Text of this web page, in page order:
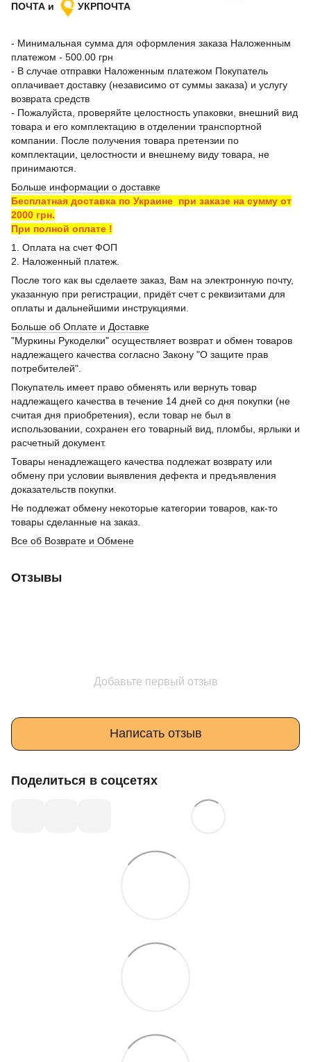
ПОЧТА и
УКРПОЧТА
- Минимальная сумма для оформления заказа Наложенным
платежом - 500.00 грн
- В случае отправки Наложенным платежом Покупатель
оплачивает доставку (независимо от суммы заказа) и услугу
возврата средств
- Пожалуйста, проверяйте целостность упаковки, внешний вид
товара и его комплектацию в отделении транспортной
компании. После получения товара претензии по
комплектации, целостности и внешнему виду товара, не
принимаются.
Больше информации о доставке
Бесплатная доставка по Украине при заказе на сумму от
2000 грн.
При полной оплате !
1. Оплата на счет ФОП
2. Наложенный платеж.
После того как вы сделаете заказ, Вам на электронную почту,
указанную при регистрации, придёт счет с реквизитами для
оплаты и дальнейшими инструкциями.
Больше об Оплате и Доставке
"Муркины Рукоделки" осуществляет возврат и обмен товаров
надлежащего качества согласно Закону "О защите прав
потребителей".
Покупатель имеет право обменять или вернуть товар
надлежащего качества в течение 14 дней со дня покупки (не
считая дня приобретения), если товар не был в
использовании, сохранен его товарный вид, пломбы, ярлыки и
расчетный документ.
Товары ненадлежащего качества подлежат возврату или
обмену при условии выявления дефекта и предъявления
доказательств покупки.
Не подлежат обмену некоторые категории товаров, как-то
товары сделанные на заказ.
Все об Возврате и Обмене
Отзывы
Добавьте первый отзыв
Написать отзыв
Поделиться в соцсетях